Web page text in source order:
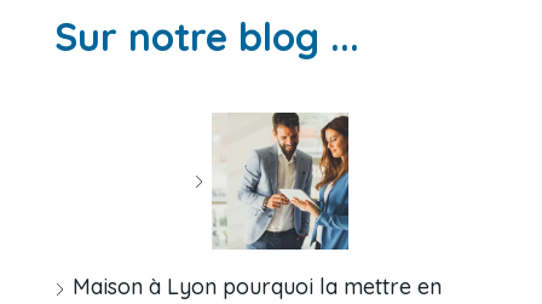
Sur notre blog ...
Maison à Lyon pourquoi la mettre en